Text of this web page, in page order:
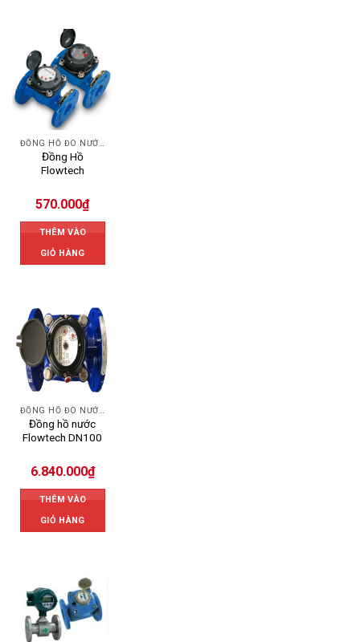
Đồng Hồ
Flowtech
570.000₫
THÊM VÀO
GIỎ HÀNG
Đồng hồ nước
Flowtech DN100
6.840.000₫
THÊM VÀO
GIỎ HÀNG